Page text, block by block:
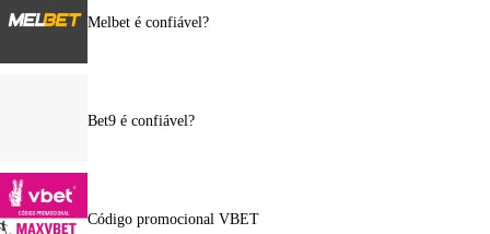
Melbet é confiável?
Bet9 é confiável?
Código promocional VBET